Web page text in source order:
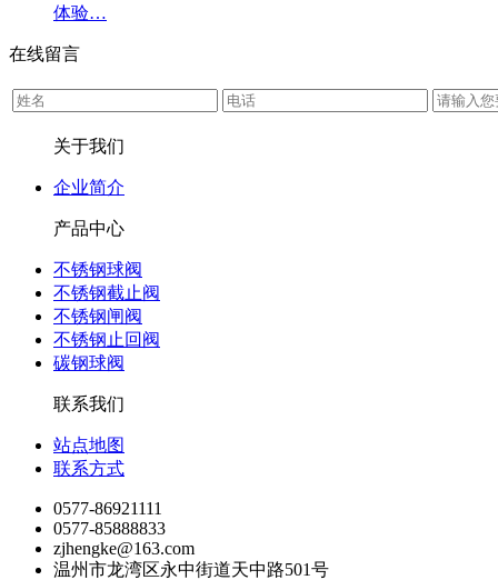
体验…
在线留言
关于我们
企业简介
产品中心
不锈钢球阀
不锈钢截止阀
不锈钢闸阀
不锈钢止回阀
碳钢球阀
联系我们
站点地图
联系方式
0577-86921111
0577-85888833
zjhengke@163.com
温州市龙湾区永中街道天中路501号